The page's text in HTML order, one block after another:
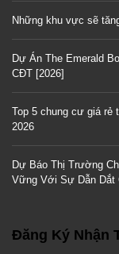
Những khu vực sẽ
Dự Án The Emerald
CĐT [2026]
Top 5 chung cư giá rẻ
2026
Dự Báo Thị Trường
Vững Với Sự Dẫn Dắt
Đăng Ký Nhận